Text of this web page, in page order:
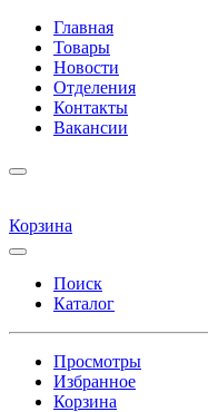
Главная
Товары
Новости
Отделения
Контакты
Вакансии
Корзина
Поиск
Каталог
Просмотры
Избранное
Корзина